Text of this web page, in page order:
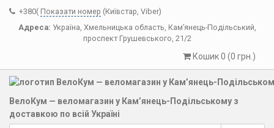
+380( Показати номер (Київстар, Viber)
Адреса: Україна, Хмельницька область, Кам’янець-Подільський,
проспект Грушевського, 21/2
Кошик 0 (0 грн.)
ВелоКум — веломагазин у Кам’янець-Подільському з
доставкою по всій Україні